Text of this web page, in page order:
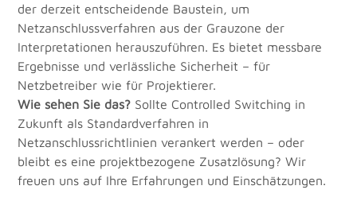
der derzeit entscheidende Baustein, um
Netzanschlussverfahren aus der Grauzone der
Interpretationen herauszuführen. Es bietet messbare
Ergebnisse und verlässliche Sicherheit – für
Netzbetreiber wie für Projektierer.
Wie sehen Sie das? Sollte Controlled Switching in
Zukunft als Standardverfahren in
Netzanschlussrichtlinien verankert werden – oder
bleibt es eine projektbezogene Zusatzlösung? Wir
freuen uns auf Ihre Erfahrungen und Einschätzungen.